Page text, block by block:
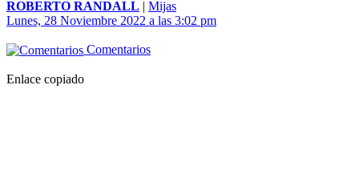
ROBERTO RANDALL | Mijas
Lunes, 28 Noviembre 2022 a las 3:02 pm
Comentarios
Enlace copiado